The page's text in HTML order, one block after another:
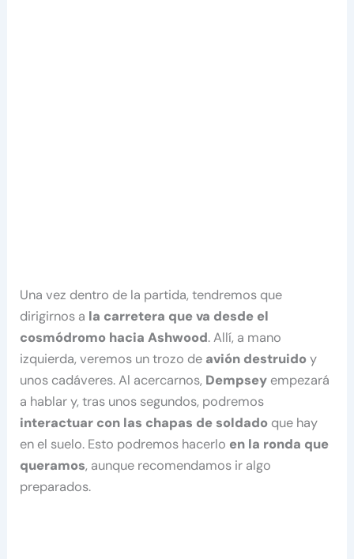
Una vez dentro de la partida, tendremos que
dirigirnos a la carretera que va desde el
cosmódromo hacia Ashwood. Allí, a mano
izquierda, veremos un trozo de avión destruidoy
unos cadáveres. Al acercarnos, Dempsey empezará
a hablar y, tras unos segundos, podremos
interactuar con las chapas de soldado que hay
en el suelo. Esto podremos hacerlo en la ronda que
queramos, aunque recomendamos ir algo
preparados.